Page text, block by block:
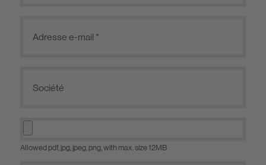
Allowed pdf, jpg, jpeg, png, with max. size 12MB